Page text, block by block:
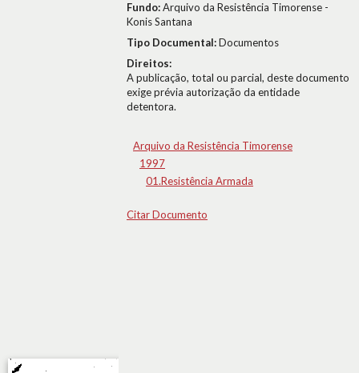
Fundo:Arquivo da Resistência Timorense -
Konis Santana
Tipo Documental:Documentos
Direitos:
A publicação, total ou parcial, deste documento
exige prévia autorização da entidade
detentora.
Arquivo da Resistência Timorense
1997
01.Resistência Armada
Citar Documento